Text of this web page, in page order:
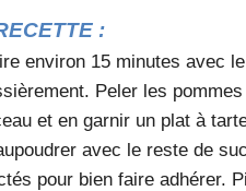
:
environ 15 minutes avec
Peler les
et en garnir un plat à
avec le reste de
pour bien faire adhérer.